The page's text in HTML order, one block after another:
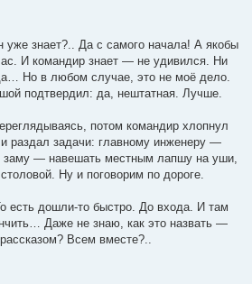
уже знает?.. Да с самого начала! А якобы
И командир знает — не удивился. Ни
Но в любом случае, это не моё дело.
подтвердил: да, нештатная. Лучше.
потом командир хлопнул
раздал задачи: главному инженеру —
заму — навешать местным лапшу на уши,
Ну и поговорим по дороге.
есть дошли-то быстро. До входа. И там
Даже не знаю, как это назвать —
Всем вместе?..